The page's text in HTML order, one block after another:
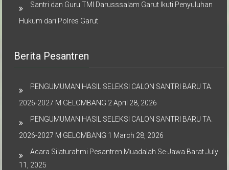
Santri dan Guru TMI Darusssalam Garut Ikuti Penyuluhan
Hukum dari Polres Garut
Berita Pesantren
PENGUMUMAN HASIL SELEKSI CALON SANTRI BARU TA.
2026-2027 M GELOMBANG 2 April 28, 2026
PENGUMUMAN HASIL SELEKSI CALON SANTRI BARU TA.
2026-2027 M GELOMBANG 1 March 28, 2026
Acara Silaturahmi Pesantren Muadalah Se-Jawa Barat July
11, 2025